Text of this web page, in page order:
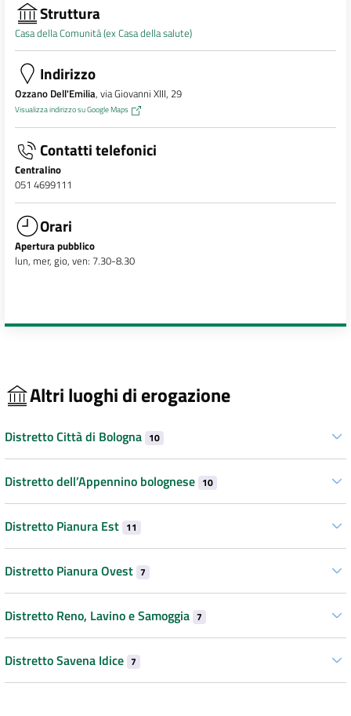
Struttura
Casa della Comunità (ex Casa della salute)
Indirizzo
Ozzano Dell'Emilia, via Giovanni XIII, 29
Visualizza indirizzo su Google Maps
Contatti telefonici
Centralino
051 4699111
Orari
Apertura pubblico
lun, mer, gio, ven: 7.30-8.30
Altri luoghi di erogazione
Distretto Città di Bologna 10
Distretto dell’Appennino bolognese 10
Distretto Pianura Est 11
Distretto Pianura Ovest 7
Distretto Reno, Lavino e Samoggia 7
Distretto Savena Idice 7